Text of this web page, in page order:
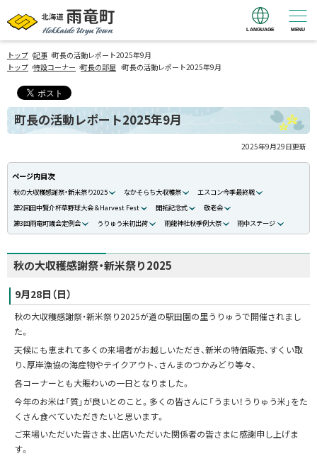
北海道 雨竜町
Hokkaido Uryu
Town
MENU
LANGUAGE
トップ ›記事 ›町長の活動レポート2025年9月
トップ ›特設コーナー ›町長の部屋 ›町長の活動レポート2025年9月
町長の活動レポート2025年9月
2025年9月29日更新
ページ内目次
秋の大収穫感謝祭・新米祭り2025 なかそらち大収穫祭
エスコン今季最終戦
第2回田中賢介杯草野球大会＆Harvest Fest
開拓記念式
敬老会
第3回雨竜町議会定例会
うりゅう米初出荷 雨龍神社秋季例大祭 雨中ステージ
秋の大収穫感謝祭・新米祭り2025
9月28日（日）
秋の大収穫感謝祭・新米祭り2025が道の駅田園の里うりゅうで開催されまし
た。
天候にも恵まれて多くの来場者がお越しいただき、新米の特価販売、すくい取
り、厚岸漁協の海産物やテイクアウト、さんまのつかみどり等々、
各コーナーとも大賑わいの一日となりました。
今年のお米は「質」が良いとのこと。多くの皆さんに「うまい！うりゅう米」をた
くさん食べていただきたいと思います。
ご来場いただいた皆さま、出店いただいた関係者の皆さまに感謝申し上げま
す。